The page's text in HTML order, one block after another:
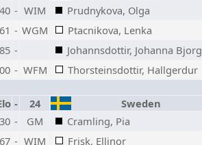
- WIM Prudnykova, Olga
- WGM Ptacnikova, Lenka
- Johannsdottir, Johanna Bjorg
- WFM Thorsteinsdottir, Hallgerdur
- 24 Sweden
- GM Cramling, Pia
- WIM Frisk, Ellinor